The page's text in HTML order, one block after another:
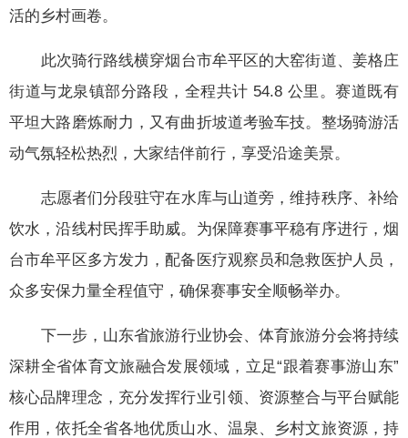
活的乡村画卷。
此次骑行路线横穿烟台市牟平区的大窑街道、姜格庄
街道与龙泉镇部分路段，全程共计 54.8 公里。赛道既有
平坦大路磨炼耐力，又有曲折坡道考验车技。整场骑游活
动气氛轻松热烈，大家结伴前行，享受沿途美景。
志愿者们分段驻守在水库与山道旁，维持秩序、补给
饮水，沿线村民挥手助威。为保障赛事平稳有序进行，烟
台市牟平区多方发力，配备医疗观察员和急救医护人员，
众多安保力量全程值守，确保赛事安全顺畅举办。
下一步，山东省旅游行业协会、体育旅游分会将持续
深耕全省体育文旅融合发展领域，立足“跟着赛事游山东”
核心品牌理念，充分发挥行业引领、资源整合与平台赋能
作用，依托全省各地优质山水、温泉、乡村文旅资源，持